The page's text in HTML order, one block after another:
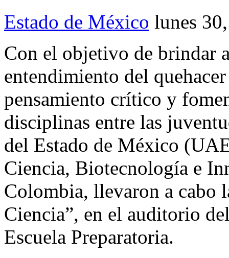
Estado de México lunes
Con el objetivo de brindar
entendimiento del
pensamiento crítico y
disciplinas entre las
del Estado de México
Ciencia, Biotecnología e
Colombia, llevaron a cabo
Ciencia”, en el auditorio
Escuela Preparatoria.